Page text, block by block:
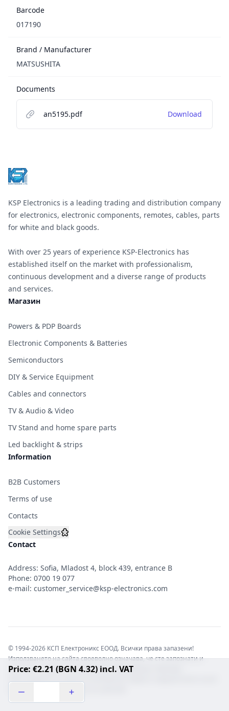
Price: €2.21 (BGN 4.32) incl. VAT
Barcode
017190
Brand / Manufacturer
MATSUSHITA
Documents
an5195.pdf Download
KSP Electronics is a leading trading and distribution company
for electronics, electronic components, remotes, cables, parts
for white and black goods.
With over 25 years of experience KSP-Electronics has
established itself on the market with professionalism,
continuous development and a diverse range of products
and services.
Магазин
Powers & PDP Boards
Electronic Components & Batteries
Semiconductors
DIY & Service Equipment
Cables and connectors
TV & Audio & Video
TV Stand and home spare parts
Led backlight & strips
Information
B2B Customers
Terms of use
Contacts
Cookie Settings
Contact
Address: Sofia, Mladost 4, block 439, entrance B
Phone: 0700 19 077
e-mail: customer_service@ksp-electronics.com
© 1994-2026 КСП Електроникс ЕООД. Всички права запазени!
Използването на сайта своеволно означава, че сте запознати и
съгласни с правната информация обвързваща софтуера.
отговорност с цялата сила на закона!b